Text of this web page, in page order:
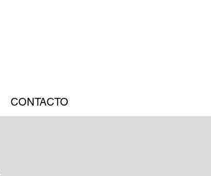
CONTACTO